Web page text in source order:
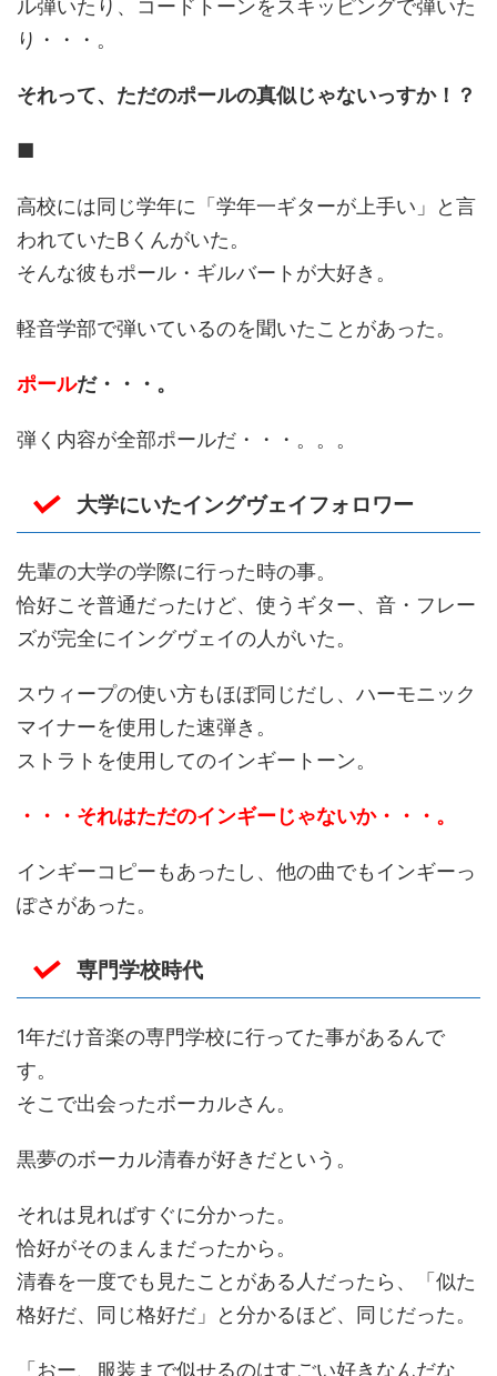
ル弾いたり、コードトーンをスキッピングで弾いた
り・・・。
それって、ただのポールの真似じゃないっすか！？
■
高校には同じ学年に「学年一ギターが上手い」と言
われていたBくんがいた。
そんな彼もポール・ギルバートが大好き。
軽音学部で弾いているのを聞いたことがあった。
ポールだ・・・。
弾く内容が全部ポールだ・・・。。。
大学にいたイングヴェイフォロワー
先輩の大学の学際に行った時の事。
恰好こそ普通だったけど、使うギター、音・フレー
ズが完全にイングヴェイの人がいた。
スウィープの使い方もほぼ同じだし、ハーモニック
マイナーを使用した速弾き。
ストラトを使用してのインギートーン。
・・・それはただのインギーじゃないか・・・。
インギーコピーもあったし、他の曲でもインギーっ
ぽさがあった。
専門学校時代
1年だけ音楽の専門学校に行ってた事があるんで
す。
そこで出会ったボーカルさん。
黒夢のボーカル清春が好きだという。
それは見ればすぐに分かった。
恰好がそのまんまだったから。
清春を一度でも見たことがある人だったら、「似た
格好だ、同じ格好だ」と分かるほど、同じだった。
「おー、服装まで似せるのはすごい好きなんだな